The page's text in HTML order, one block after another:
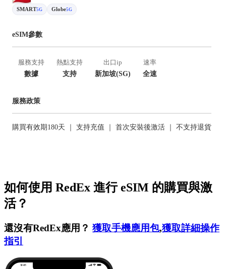
SMART5G Globe5G
eSIM參數
服務支持
數據
熱點支持
支持
出口ip
新加坡(SG)
速率
全速
服務政策
購買有效期180天 ｜ 支持充值 ｜ 首次安裝後激活 ｜ 不支持退貨
如何使用 RedEx 進行 eSIM 的購買與激
活？
還沒有RedEx應用？ 獲取手機應用包,獲取詳細操作
指引